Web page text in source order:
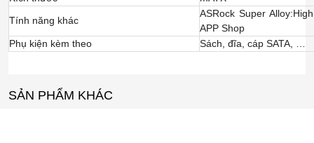
Tính năng khác
ASRock Super
APP Shop
Phụ kiện kèm theo
Sách, đĩa, cáp SATA, …
SẢN PHẨM KHÁC